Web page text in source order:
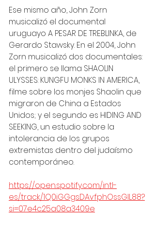
Ese mismo año, John Zorn
musicalizó el documental
uruguayo A PESAR DE TREBLINKA, de
Gerardo Stawsky. En el 2004, John
Zorn musicalizó dos documentales:
el primero se llama SHAOLIN
ULYSSES: KUNGFU MONKS IN AMERICA,
filme sobre los monjes Shaolin que
migraron de China a Estados
Unidos; y el segundo es HIDING AND
SEEKING, un estudio sobre la
intolerancia de los grupos
extremistas dentro del judaísmo
contemporáneo.
https://open.spotify.com/intl-
es/track/1Q0iGGgsDAvfphOssGlL88?
si=07e4c25a08a3409e